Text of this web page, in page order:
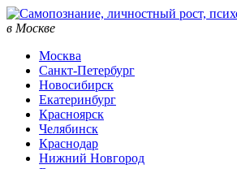
в Москве
Москва
Санкт-Петербург
Новосибирск
Екатеринбург
Красноярск
Челябинск
Краснодар
Нижний Новгород